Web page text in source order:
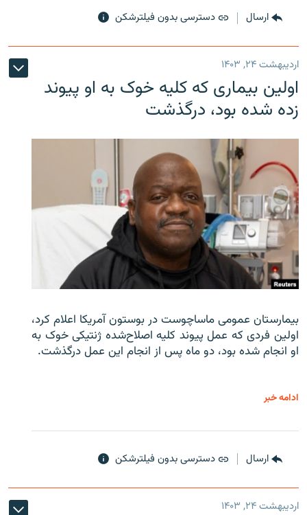
ارسال دسترسی بدون فیلترشکن
اردیبهشت ۲۴, ۱۴۰۳
اولین بیماری که کلیه خوک به او پیوند
زده شده بود، درگذشت
بیمارستان عمومی ماساچوست در بوستون آمریکا اعلام کرد،
اولین فردی که عمل پیوند کلیه اصلاح‌شده ژنتیکی خوک به
او انجام شده بود، دو ماه پس از انجام این عمل درگذشت.
ادامه خبر
ارسال دسترسی بدون فیلترشکن
اردیبهشت ۲۴, ۱۴۰۳